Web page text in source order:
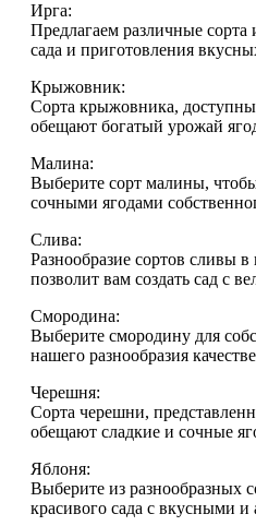
Ирга:
Предлагаем различные сорта
сада и приготовления
Крыжовник:
Сорта крыжовника,
обещают богатый урожай
Малина:
Выберите сорт малины,
сочными ягодами
Слива:
Разнообразие сортов сливы
позволит вам создать сад с
Смородина:
Выберите смородину для
нашего разнообразия
Черешня:
Сорта черешни,
обещают сладкие и сочные
Яблоня:
Выберите из разнообразных
красивого сада с вкусными